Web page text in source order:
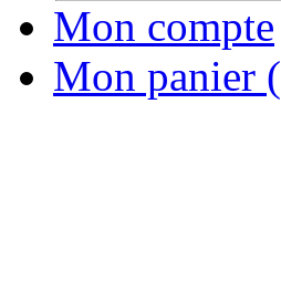
Mon compte
Mon panier (